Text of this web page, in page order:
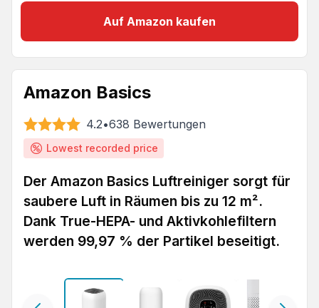
Auf Amazon kaufen
Amazon Basics
4.2•638 Bewertungen
Lowest recorded price
Der Amazon Basics Luftreiniger sorgt für
saubere Luft in Räumen bis zu 12 m².
Dank True-HEPA- und Aktivkohlefiltern
werden 99,97 % der Partikel beseitigt.